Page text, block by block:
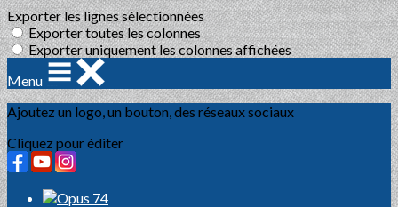
Exporter les lignes sélectionnées
Exporter toutes les colonnes
Exporter uniquement les colonnes affichées
Menu
Ajoutez un logo, un bouton, des réseaux sociaux
Cliquez pour éditer